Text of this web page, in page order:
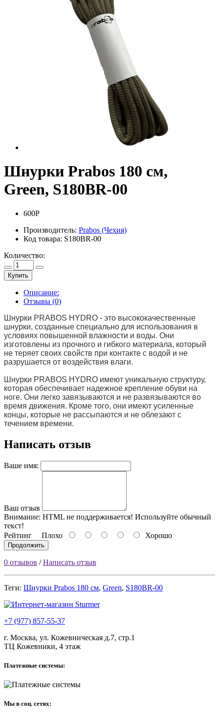
Шнурки Prabos 180 см,
Green, S180BR-00
600Р
Производитель: Prabos (Чехия)
Код товара: S180BR-00
Количество:
Купить
Описание:
Отзывы (0)
Шнурки PRABOS HYDRO - это высококачественные
шнурки, созданные специально для использования в
условиях повышенной влажности и воды. Они
изготовлены из прочного и гибкого материала, который
не теряет своих свойств при контакте с водой и не
разрушается от воздействия влаги.
Шнурки PRABOS HYDRO имеют уникальную структуру,
которая обеспечивает надежное крепление обуви на
ноге. Они легко завязываются и не развязываются во
время движения. Кроме того, они имеют усиленные
концы, которые не рассыпаются и не облезают с
течением времени.
Написать отзыв
Ваше имя:
Ваш отзыв
Внимание: HTML не поддерживается! Используйте обычный
текст!
Рейтинг Плохо Хорошо
Продолжить
0 отзывов /Написать отзыв
Теги: Шнурки Prabos 180 см, Green, S180BR-00
+7 (977) 857-55-37
г. Москва, ул. Кожевническая д.7, стр.1
ТЦ Кожевники, 4 этаж
Платежные системы:
Мы в соц. сетях: